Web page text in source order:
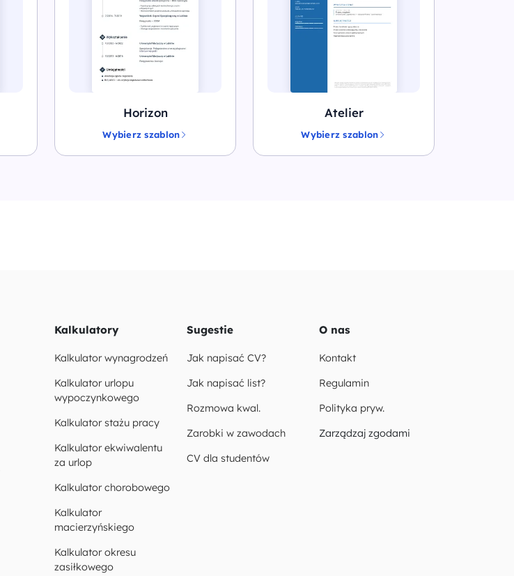
Horizon
Wybierz szablon
Atelier
Wybierz szablon
Kalkulatory
Kalkulator wynagrodzeń
Kalkulator urlopu
wypoczynkowego
Kalkulator stażu pracy
Kalkulator ekwiwalentu
za urlop
Kalkulator chorobowego
Kalkulator
macierzyńskiego
Kalkulator okresu
zasiłkowego
Sugestie
Jak napisać CV?
Jak napisać list?
Rozmowa kwal.
Zarobki w zawodach
CV dla studentów
O nas
Kontakt
Regulamin
Polityka pryw.
Zarządzaj zgodami